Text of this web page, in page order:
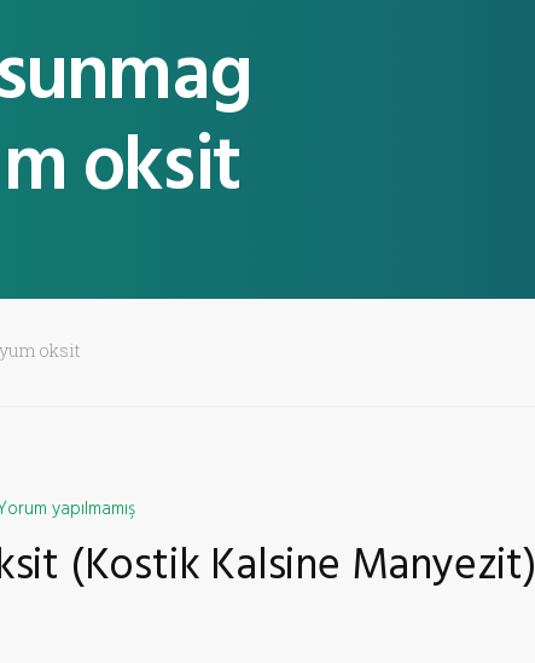
oksit
oksit
yapılmamış
(Kostik Kalsine Manyezit)